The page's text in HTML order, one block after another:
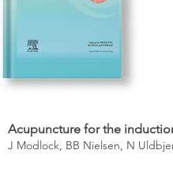
Acupuncture for the
J Modlock, BB Nielsen, N